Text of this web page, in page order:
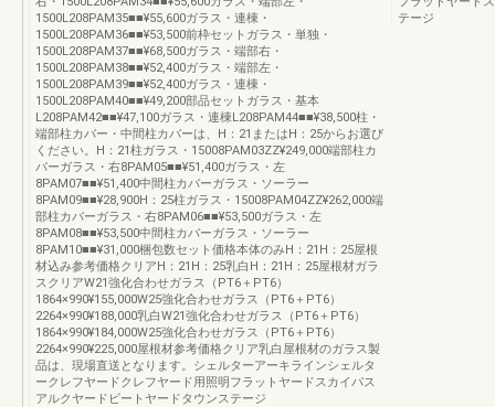
1500L208PAM35■■¥55,600ガラス・連棟・
1500L208PAM36■■¥53,500前枠セットガラス・単独・
1500L208PAM37■■¥68,500ガラス・端部右・
1500L208PAM38■■¥52,400ガラス・端部左・
1500L208PAM39■■¥52,400ガラス・連棟・
1500L208PAM40■■¥49,200部品セットガラス・基本
L208PAM42■■¥47,100ガラス・連棟L208PAM44■■¥38,500柱・
端部柱カバー・中間柱カバーは、H：21またはH：25からお選び
ください。H：21柱ガラス・15008PAM03ZZ¥249,000端部柱カ
バーガラス・右8PAM05■■¥51,400ガラス・左
8PAM07■■¥51,400中間柱カバーガラス・ソーラー
8PAM09■■¥28,900H：25柱ガラス・15008PAM04ZZ¥262,000端
部柱カバーガラス・右8PAM06■■¥53,500ガラス・左
8PAM08■■¥53,500中間柱カバーガラス・ソーラー
8PAM10■■¥31,000梱包数セット価格本体のみH：21H：25屋根
材込み参考価格クリアH：21H：25乳白H：21H：25屋根材ガラ
スクリアW21強化合わせガラス（PT6＋PT6）
1864×990¥155,000W25強化合わせガラス（PT6＋PT6）
2264×990¥188,000乳白W21強化合わせガラス（PT6＋PT6）
1864×990¥184,000W25強化合わせガラス（PT6＋PT6）
2264×990¥225,000屋根材参考価格クリア乳白屋根材のガラス製
品は、現場直送となります。シェルターアーキラインシェルタ
ークレフヤードクレフヤード用照明フラットヤードスカイパス
アルクヤードビートヤードタウンステージ
テージ